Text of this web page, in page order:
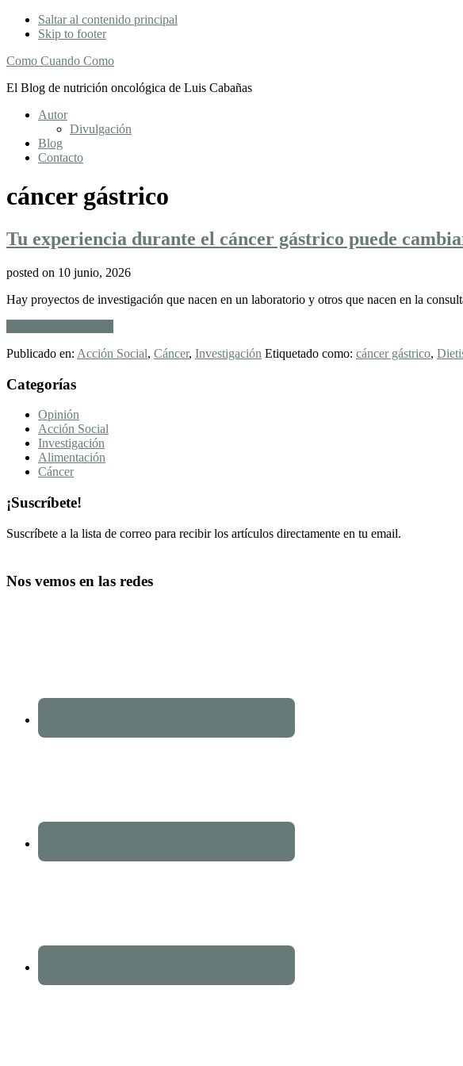
Saltar al contenido principal
Skip to footer
Como Cuando Como
El Blog de nutrición oncológica de Luis Cabañas
Autor
Divulgación
Blog
Contacto
cáncer gástrico
Tu experiencia durante el cáncer gástrico puede
posted on 10 junio, 2026
Hay proyectos de investigación que nacen en un laboratorio y otros que nacen en la
Tu
gástrico
puede
cambiar
Publicado en: Acción Social, Cáncer, Investigación Etiquetado como: cáncer gástrico,
Footer
CTA
Categorías
Opinión
Acción Social
Investigación
Alimentación
Cáncer
¡Suscríbete!
Suscríbete a la lista de correo para recibir los artículos directamente en tu email.
Nos vemos en las redes